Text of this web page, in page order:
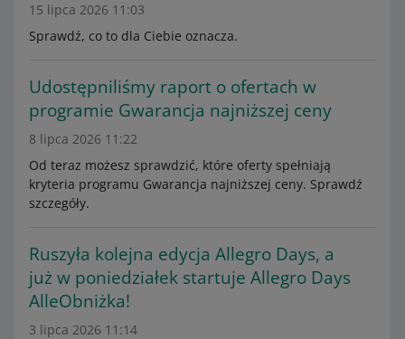
15 lipca 2026 11:03
Sprawdź, co to dla Ciebie oznacza.
Udostępniliśmy raport o ofertach w
programie Gwarancja najniższej ceny
8 lipca 2026 11:22
Od teraz możesz sprawdzić, które oferty spełniają
kryteria programu Gwarancja najniższej ceny. Sprawdź
szczegóły.
Ruszyła kolejna edycja Allegro Days, a
już w poniedziałek startuje Allegro Days
AlleObniżka!
3 lipca 2026 11:14